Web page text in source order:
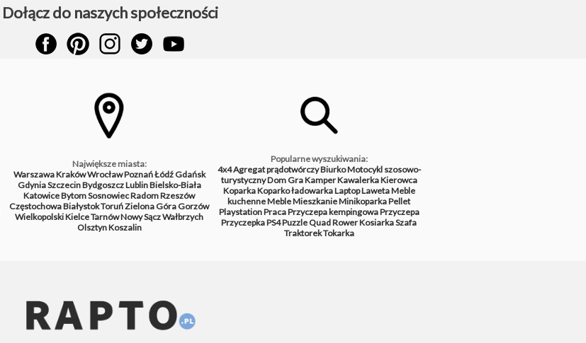
Dołącz do naszych społeczności
Największe miasta:
WarszawaKrakówWrocławPoznańŁódźGdańsk
GdyniaSzczecinBydgoszczLublinBielsko-Biała
KatowiceBytomSosnowiecRadomRzeszów
CzęstochowaBiałystokToruńZielona GóraGorzów
WielkopolskiKielceTarnówNowy SączWałbrzych
OlsztynKoszalin
Popularne wyszukiwania:
4x4Agregat prądotwórczyBiurkoMotocykl szosowo-
turystycznyDomGraKamperKawalerkaKierowca
KoparkaKoparko ładowarkaLaptopLawetaMeble
kuchenneMebleMieszkanieMinikoparkaPellet
PlaystationPracaPrzyczepa kempingowaPrzyczepa
PrzyczepkaPS4PuzzleQuadRowerKosiarkaSzafa
TraktorekTokarka